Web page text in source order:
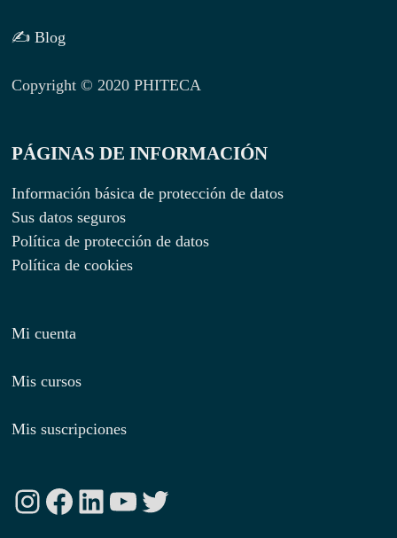
✍ Blog
Copyright © 2020 PHITECA
PÁGINAS DE INFORMACIÓN
Información básica de protección de datos
Sus datos seguros
Política de protección de datos
Política de cookies
Mi cuenta
Mis cursos
Mis suscripciones
Instagram
Facebook
LinkedIn
YouTube
Twitter